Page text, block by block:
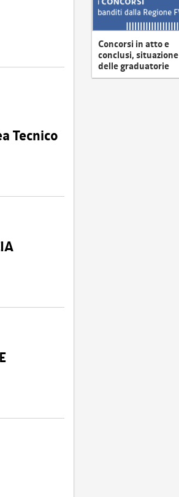
Tecnico
Concorsi in atto e
conclusi, situazione
delle graduatorie